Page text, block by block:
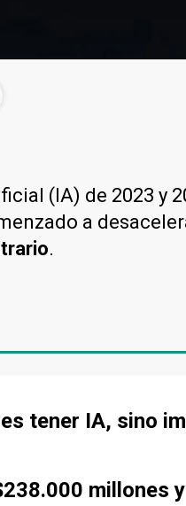
(IA) de 2023 y
a
.
tener IA, sino
millones